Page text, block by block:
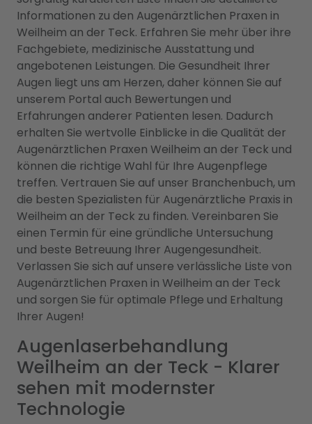
Informationen zu den Augenärztlichen Praxen in
Weilheim an der Teck. Erfahren Sie mehr über ihre
Fachgebiete, medizinische Ausstattung und
angebotenen Leistungen. Die Gesundheit Ihrer
Augen liegt uns am Herzen, daher können Sie auf
unserem Portal auch Bewertungen und
Erfahrungen anderer Patienten lesen. Dadurch
erhalten Sie wertvolle Einblicke in die Qualität der
Augenärztlichen Praxen Weilheim an der Teck und
können die richtige Wahl für Ihre Augenpflege
treffen. Vertrauen Sie auf unser Branchenbuch, um
die besten Spezialisten für Augenärztliche Praxis in
Weilheim an der Teck zu finden. Vereinbaren Sie
einen Termin für eine gründliche Untersuchung
und beste Betreuung Ihrer Augengesundheit.
Verlassen Sie sich auf unsere verlässliche Liste von
Augenärztlichen Praxen in Weilheim an der Teck
und sorgen Sie für optimale Pflege und Erhaltung
Ihrer Augen!
Augenlaserbehandlung
Weilheim an der Teck - Klarer
sehen mit modernster
Technologie